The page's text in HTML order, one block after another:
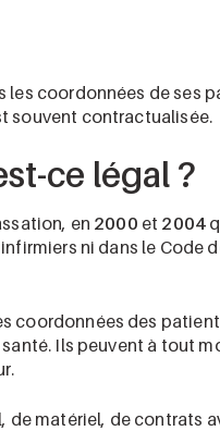
les coordonnées de ses
souvent contractualisée.
ce légal ?
en 2000 et 2004
ni dans le Code
coordonnées des
Ils peuvent à tout
de matériel, de contrats